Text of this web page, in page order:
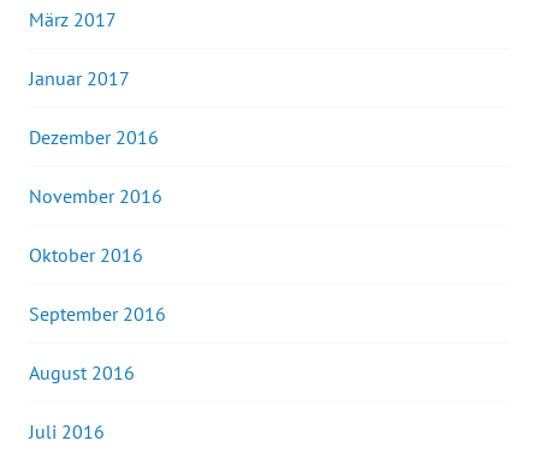
März 2017
Januar 2017
Dezember 2016
November 2016
Oktober 2016
September 2016
August 2016
Juli 2016